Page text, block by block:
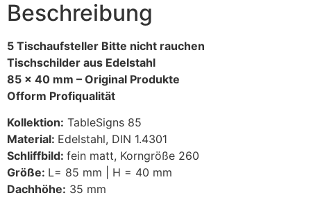
Beschreibung
5 Tischaufsteller Bitte nicht rauchen
Tischschilder aus Edelstahl
85 x 40 mm – Original Produkte
Ofform Profiqualität
Kollektion: TableSigns 85
Material: Edelstahl, DIN 1.4301
Schliffbild: fein matt, Korngröße 260
Größe: L= 85 mm | H = 40 mm
Dachhöhe: 35 mm